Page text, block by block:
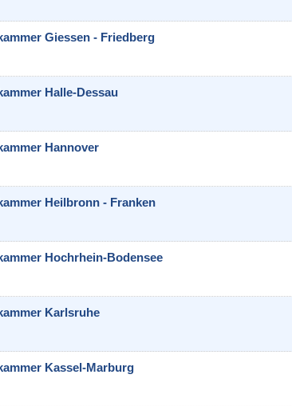
Giessen - Friedberg
Halle-Dessau
Hannover
Heilbronn - Franken
Hochrhein-Bodensee
Karlsruhe
Kassel-Marburg